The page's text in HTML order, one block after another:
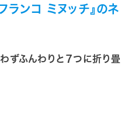
ランコ ミヌッチ』のネ
わずふんわりと７つに折り畳